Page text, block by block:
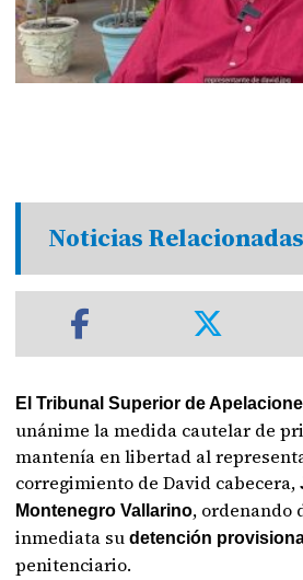
Noticias Relacionadas
El Tribunal Superior de Apelacione
unánime la medida cautelar de
mantenía en libertad al
corregimiento de David cabecera,
Montenegro Vallarino, ordenando
inmediata sudetención
penitenciario.